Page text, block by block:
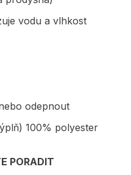
vodu a vlhkost
odepnout
100% polyester
PORADIT